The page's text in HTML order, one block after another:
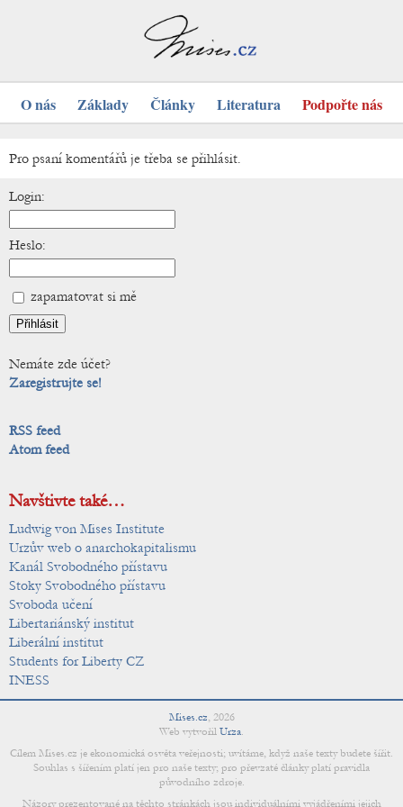
O nás Základy Články Literatura Podpořte nás
Pro psaní komentářů je třeba se přihlásit.
Login:
Heslo:
zapamatovat si mě
Nemáte zde účet?
Zaregistrujte se!
RSS feed
Atom feed
Navštivte také…
Ludwig von Mises Institute
Urzův web o anarchokapitalismu
Kanál Svobodného přístavu
Stoky Svobodného přístavu
Svoboda učení
Libertariánský institut
Liberální institut
Students for Liberty CZ
INESS
Mises.cz, 2026
Web vytvořil Urza.
Cílem Mises.cz je ekonomická osvěta veřejnosti; uvítáme, když naše texty budete šířit.
Souhlas s šířením platí jen pro naše texty; pro převzaté články platí pravidla
původního zdroje.
Názory prezentované na těchto stránkách jsou individuálními vyjádřeními jejich